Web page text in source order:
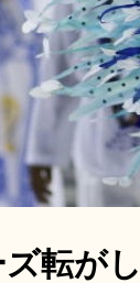
転が